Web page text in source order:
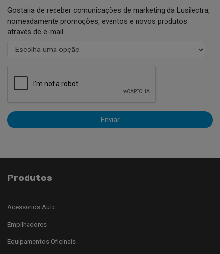
Gostaria de receber comunicações de marketing da Lusilectra,
nomeadamente promoções, eventos e novos produtos
através de e-mail.
Enviar
Produtos
Acessórios Auto
Empilhadores
Equipamentos Oficinais